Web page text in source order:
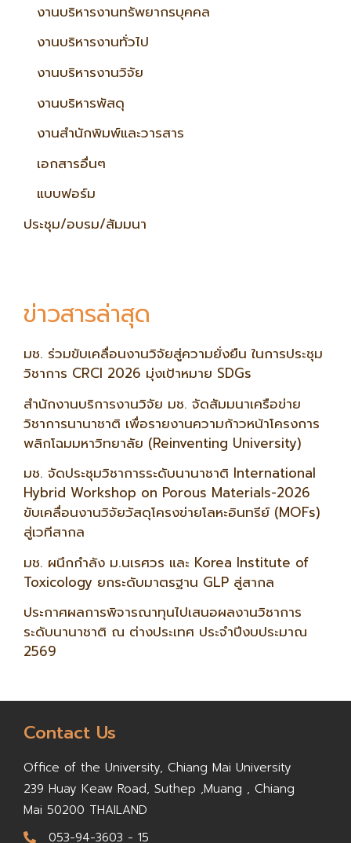
งานบริหารงานทรัพยากรบุคคล
งานบริหารงานทั่วไป
งานบริหารงานวิจัย
งานบริหารพัสดุ
งานสำนักพิมพ์และวารสาร
เอกสารอื่นๆ
แบบฟอร์ม
ประชุม/อบรม/สัมมนา
ข่าวสารล่าสุด
มช. ร่วมขับเคลื่อนงานวิจัยสู่ความยั่งยืน ในการประชุม
วิชาการ CRCI 2026 มุ่งเป้าหมาย SDGs
สำนักงานบริการงานวิจัย มช. จัดสัมมนาเครือข่าย
วิชาการนานาชาติ เพื่อรายงานความก้าวหน้าโครงการ
พลิกโฉมมหาวิทยาลัย (Reinventing University)
มช. จัดประชุมวิชาการระดับนานาชาติ International
Hybrid Workshop on Porous Materials-2026
ขับเคลื่อนงานวิจัยวัสดุโครงข่ายโลหะอินทรีย์ (MOFs)
สู่เวทีสากล
มช. ผนึกกำลัง ม.นเรศวร และ Korea Institute of
Toxicology ยกระดับมาตรฐาน GLP สู่สากล
ประกาศผลการพิจารณาทุนไปเสนอผลงานวิชาการ
ระดับนานาชาติ ณ ต่างประเทศ ประจำปีงบประมาณ
2569
Contact Us
Office of the University, Chiang Mai University
239 Huay Keaw Road, Suthep ,Muang , Chiang
Mai 50200 THAILAND
053-94-3603 - 15